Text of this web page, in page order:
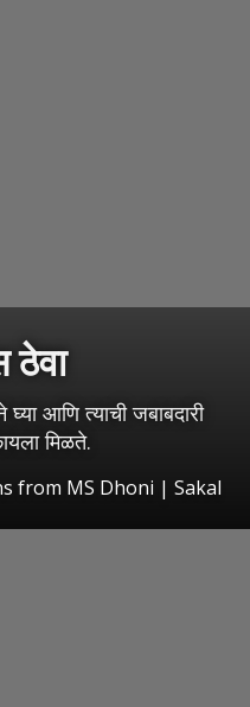
ठेवा
घ्या आणि त्याची जबाबदारी
मिळते.
from MS Dhoni | Sakal